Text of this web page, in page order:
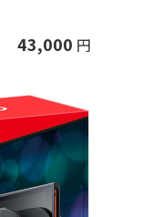
43,000 円